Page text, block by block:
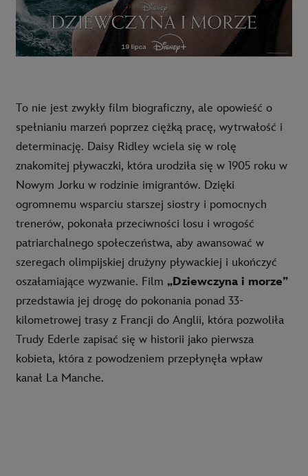
To nie jest zwykły film biograficzny, ale opowieść o
spełnianiu marzeń poprzez ciężką pracę, wytrwałość i
determinację. Daisy Ridley wciela się w rolę
znakomitej pływaczki, która urodziła się w 1905 roku w
Nowym Jorku w rodzinie imigrantów. Dzięki
ogromnemu wsparciu starszej siostry i pomocnych
trenerów, pokonała przeciwności losu i wrogość
patriarchalnego społeczeństwa, aby awansować w
szeregach olimpijskiej drużyny pływackiej i ukończyć
oszałamiające wyzwanie. Film „Dziewczyna i morze”
przedstawia jej drogę do pokonania ponad 33-
kilometrowej trasy z Francji do Anglii, która pozwoliła
Trudy Ederle zapisać się w historii jako pierwsza
kobieta, która z powodzeniem przepłynęła wpław
kanał La Manche.